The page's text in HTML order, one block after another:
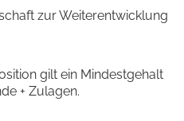
zur Weiterentwicklung
gilt ein Mindestgehalt
+ Zulagen.